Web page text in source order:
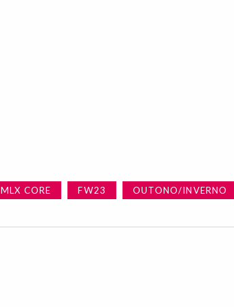
MLX CORE FW23 OUTONO/INVERNO